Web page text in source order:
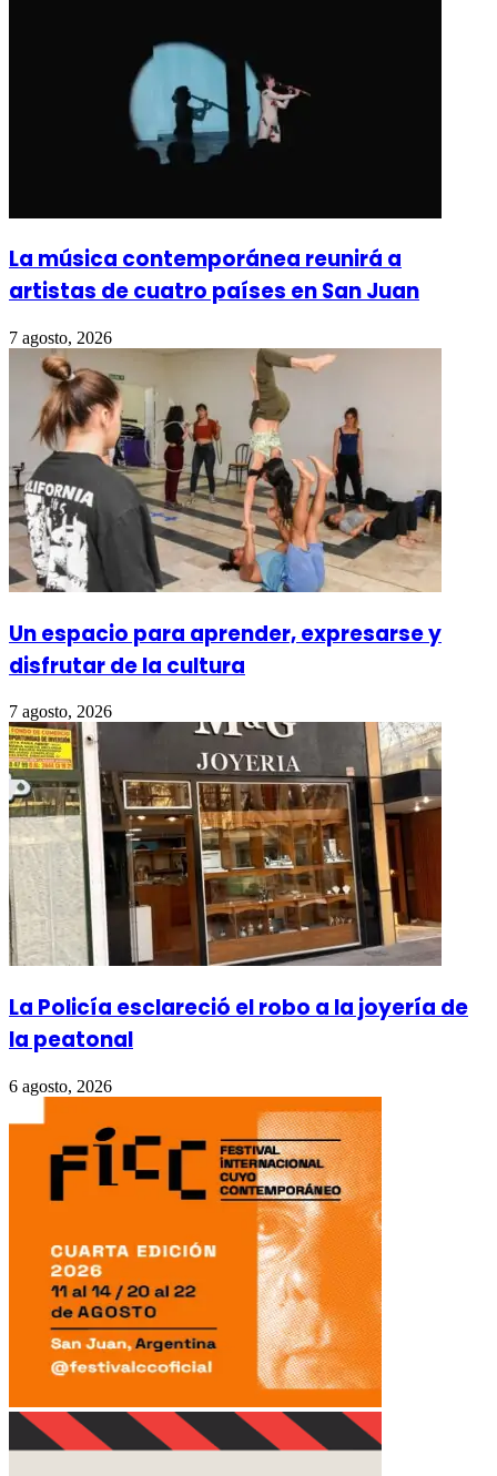
La música contemporánea reunirá a
artistas de cuatro países en San Juan
7 agosto, 2026
Un espacio para aprender, expresarse y
disfrutar de la cultura
7 agosto, 2026
La Policía esclareció el robo a la joyería de
la peatonal
6 agosto, 2026